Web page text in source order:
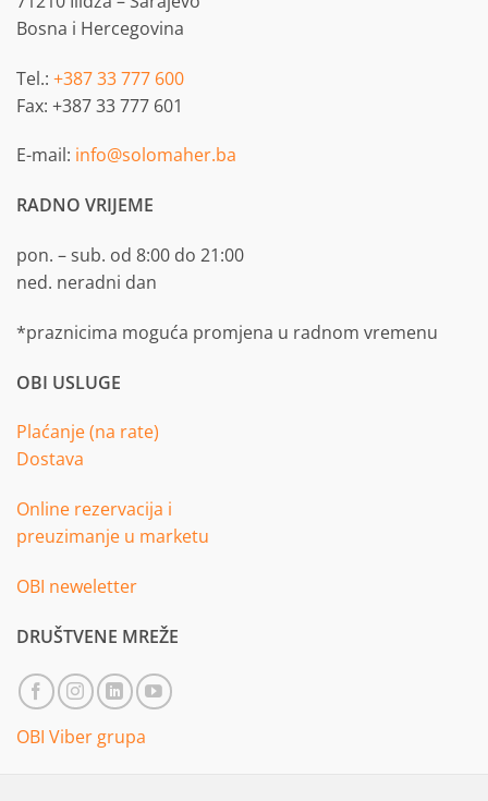
Bosna i Hercegovina
Tel.: +387 33 777 600
Fax: +387 33 777 601
E-mail: info@solomaher.ba
RADNO VRIJEME
pon. – sub. od 8:00 do 21:00
ned. neradni dan
*praznicima moguća promjena u radnom vremenu
OBI USLUGE
Plaćanje (na rate)
Dostava
Online rezervacija i
preuzimanje u marketu
OBI neweletter
DRUŠTVENE MREŽE
OBI Viber grupa